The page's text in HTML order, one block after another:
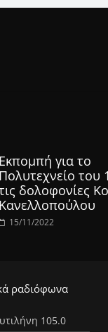
Εκπομπή για το
Πολυτεχνείο του
δολοφονίες
Κανελλοπούλου
15/11/2022
ραδιόφωνα
105.0